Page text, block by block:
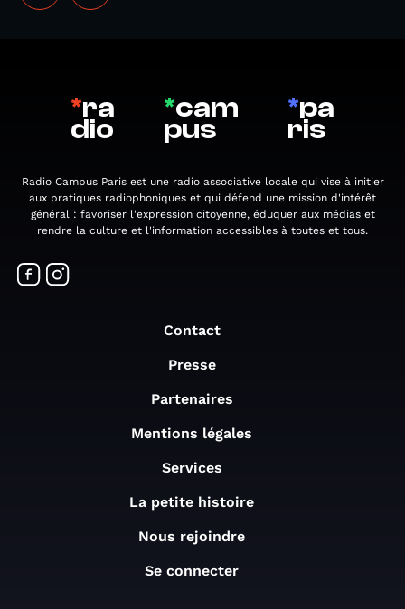
*ra
dio
*cam
pus
*pa
ris
Radio Campus Paris est une radio associative locale qui vise à initier
aux pratiques radiophoniques et qui défend une mission d'intérêt
général : favoriser l'expression citoyenne, éduquer aux médias et
rendre la culture et l'information accessibles à toutes et tous.
Contact
Presse
Partenaires
Mentions légales
Services
La petite histoire
Nous rejoindre
Se connecter